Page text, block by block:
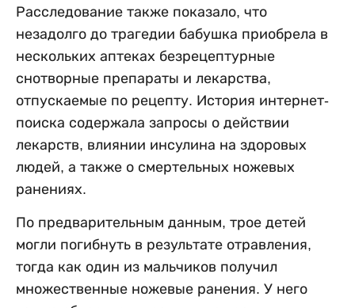
Расследование также показало, что
незадолго до трагедии бабушка приобрела в
нескольких аптеках безрецептурные
снотворные препараты и лекарства,
отпускаемые по рецепту. История интернет-
поиска содержала запросы о действии
лекарств, влиянии инсулина на здоровых
людей, а также о смертельных ножевых
ранениях.
По предварительным данным, трое детей
могли погибнуть в результате отравления,
тогда как один из мальчиков получил
множественные ножевые ранения. У него